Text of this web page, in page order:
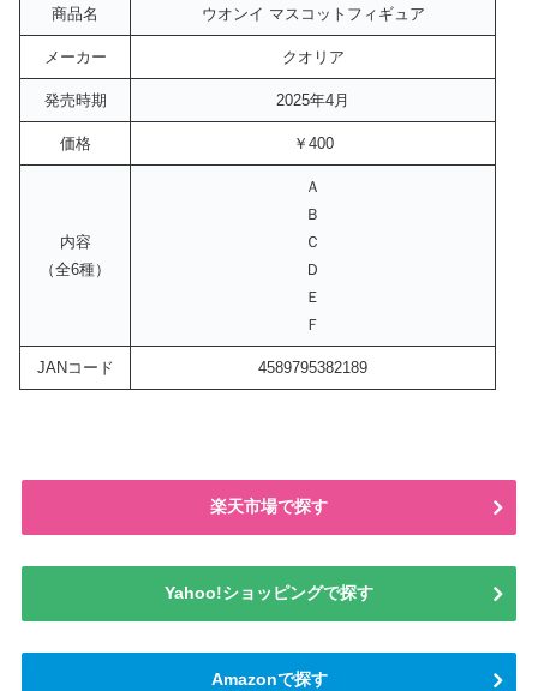
商品名 ウオンイ マスコットフィギュア
メーカー クオリア
発売時期 2025年4月
価格 ￥400
内容
（全6種）
Ａ
Ｂ
Ｃ
Ｄ
Ｅ
Ｆ
JANコード 4589795382189
楽天市場で探す
Yahoo!ショッピングで探す
Amazonで探す